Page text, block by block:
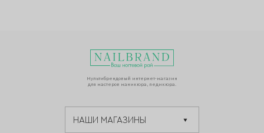
Мультибрендовый интернет-магазин
для мастеров маникюра, педикюра.